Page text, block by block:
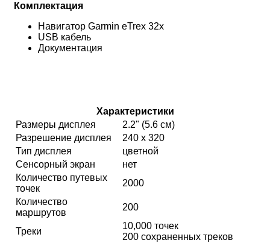
Комплектация
Навигатор Garmin eTrex 32х
USB кабель
Документация
Характеристики
Размеры дисплея
2.2" (5.6 см)
Разрешение дисплея
240 x 320
Тип дисплея
цветной
Сенсорный экран
нет
Количество путевых
точек
2000
Количество
маршрутов
200
Треки
10,000 точек
200 сохраненных треков